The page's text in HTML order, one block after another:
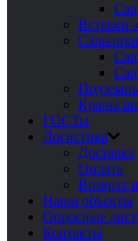
Вставки
Краны
ГОСТы
Логистика
Доставка
Оплата
Возврат
Наши объекты
Опросные
Контакты